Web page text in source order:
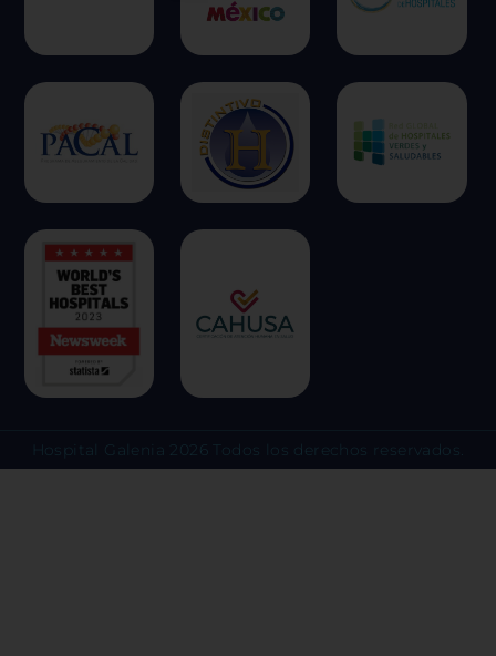
Hospital Galenia 2026 Todos los derechos reservados.
esperado. Por lo general, la
identifica directamente, pero
una experiencia web más
respetamos su derecho a la
escoger no permitirnos usar ciertas
clic en los encabezados de cada
más y cambiar nuestras
predeterminadas. Sin embargo, el
algunos tipos de cookies puede
Más información
Permitir todas
Sistema de personalización